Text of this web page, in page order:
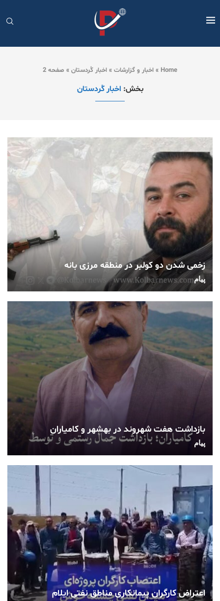
Home
» اخبار و گزارشات » اخبار کُردستان » صفحه 2
بخش: اخبار کُردستان
زخمی شدن دو کولبر در منطقه مرزی بانه
پیام
بازداشت هفت شهروند در بهشهر و کامیاران
پیام
اعتراض کارگران پیمانکاری مناطق نفتی ایلام